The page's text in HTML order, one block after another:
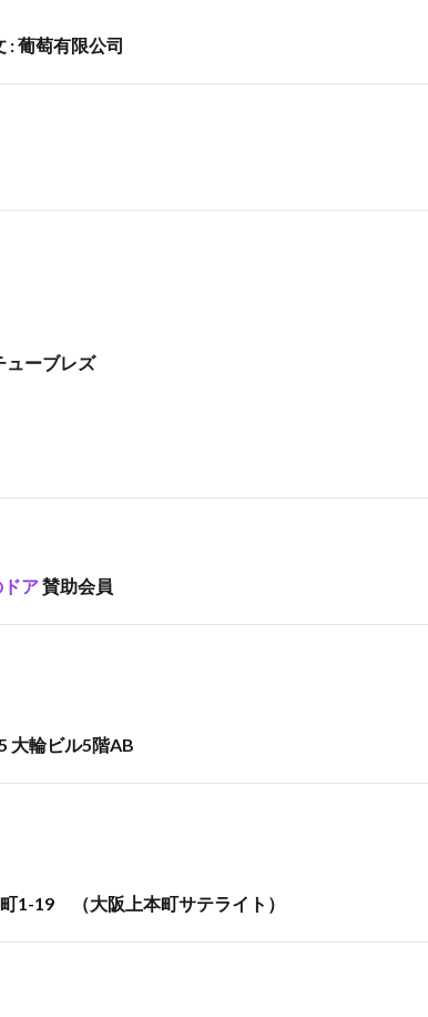
葡萄有限公司
ーブレズ
ア賛助会員
大輪ビル5階AB
1-19 （大阪上本町サテライト）